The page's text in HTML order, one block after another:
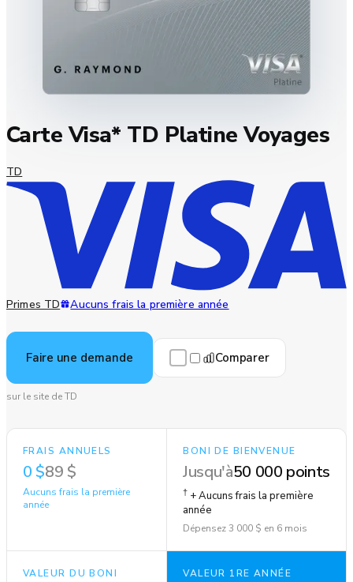
Carte Visa* TD Platine Voyages
TD
Primes TD Aucuns frais la première année
Faire une demande Comparer
sur le site de TD
FRAIS ANNUELS
0 $89 $
Aucuns frais la première
année
BONI DE BIENVENUE
Jusqu'à50 000 points
† + Aucuns frais la première
année
Dépensez 3 000 $ en 6 mois
VALEUR DU BONI VALEUR 1RE ANNÉE